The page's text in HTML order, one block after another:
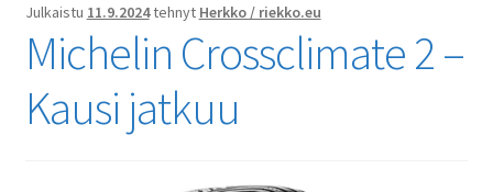
Yhteys
Julkaistu 11.9.2024tehnyt Herkko / riekko.eu
Michelin Crossclimate 2 –
Kausi jatkuu